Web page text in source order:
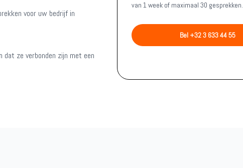
voor uw bedrijf in
dat ze verbonden zijn met een
van 1 week of maximaal 30 gesprekken.
Bel +32 3 633 44 55